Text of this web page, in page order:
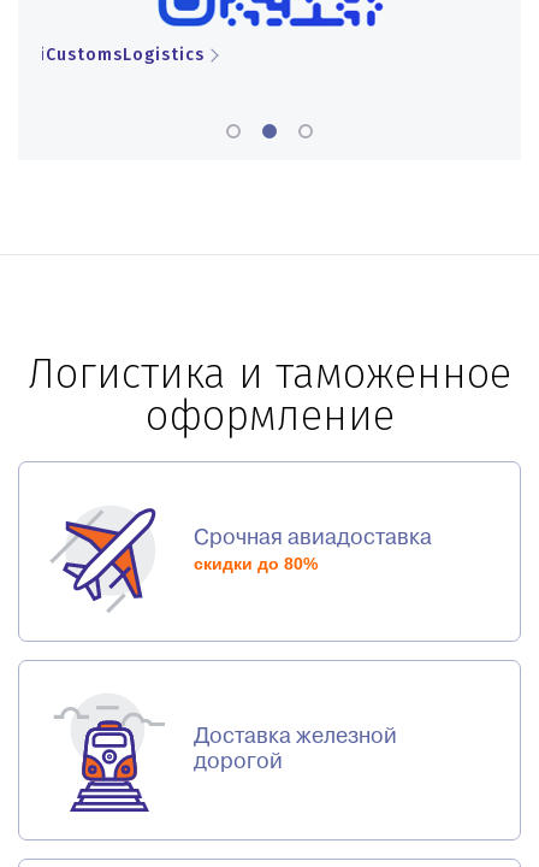
iCustomsLogistics
Логистика и таможенное
оформление
Срочная авиадоставка
скидки до 80%
Доставка железной
дорогой